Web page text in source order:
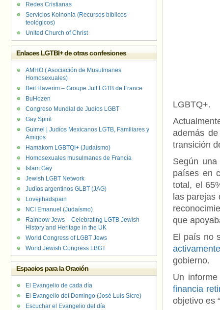
LGBTQ+.
además
transición
Según
países en
total, el
las
que
El país no
gobierno.
Un
financia
objetivo es “
Redes Cristianas
Servicios Koinonia (Recursos bíblicos-
teológicos)
United Church of Christ
Enlaces LGTBI+ de otras confesiones
AMHO ( Asociación de Musulmanes
Homosexuales)
Beit Haverim – Groupe Juif LGTB de France
BuHozen
Congreso Mundial de Judíos LGBT
Gay Spirit
Guimel | Judíos Mexicanos LGTB, Familiares y
Amigos
Hamakom LGBTQI+ (Judaísmo)
Homosexuales musulmanes de Francia
Islam Gay
Jewish LGBT Network
Judíos argentinos GLBT (JAG)
Lovejihadspain
NCI Emanuel (Judaísmo)
Rainbow Jews – Celebrating LGTB Jewish
History and Heritage in the UK
World Congress of LGBT Jews
World Jewish Congress LBGT
Espacios para la Oración
El Evangelio de cada día
El Evangelio del Domingo (José Luis Sicre)
Escuchar el Evangelio del día